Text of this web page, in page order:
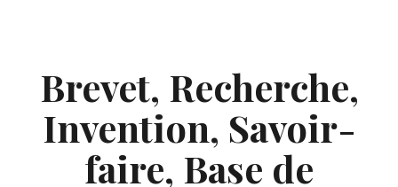
Brevet, Recherche,
Invention, Savoir-
faire, Base de